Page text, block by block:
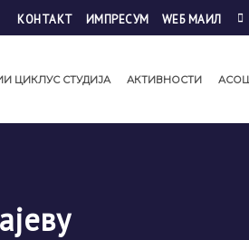
КОНТАКТ ИМПРЕСУМ WЕБ МАИЛ
ЦИКЛУС СТУДИЈА АКТИВНОСТИ